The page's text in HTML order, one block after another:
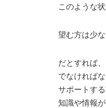
このような
望む方は少な
だとすれば
でなければ
サポートす
知識や情報が